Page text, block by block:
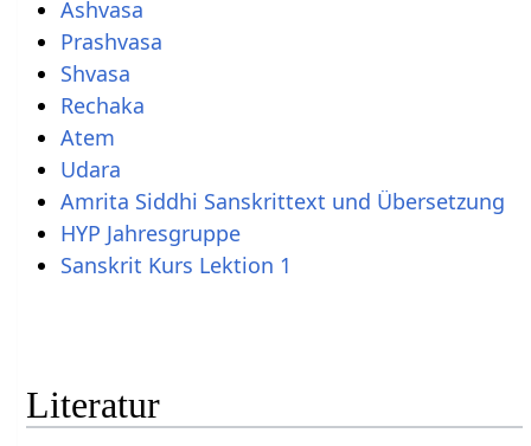
Ashvasa
Prashvasa
Shvasa
Rechaka
Atem
Udara
Amrita Siddhi Sanskrittext und Übersetzung
HYP Jahresgruppe
Sanskrit Kurs Lektion 1
Literatur